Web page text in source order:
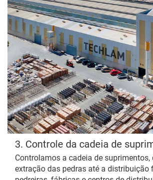
3. Controle da cadeia de
Controlamos a cadeia de suprimentos,
extração das pedras até a distribuição